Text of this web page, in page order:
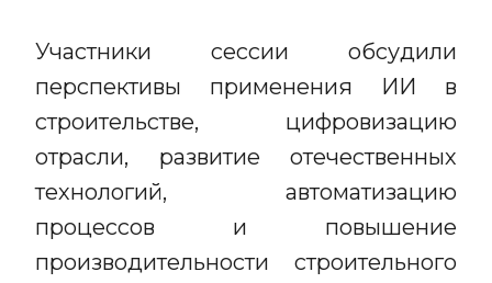
Участники сессии обсудили
перспективы применения ИИ в
строительстве, цифровизацию
отрасли, развитие отечественных
технологий, автоматизацию
процессов и повышение
производительности строительного